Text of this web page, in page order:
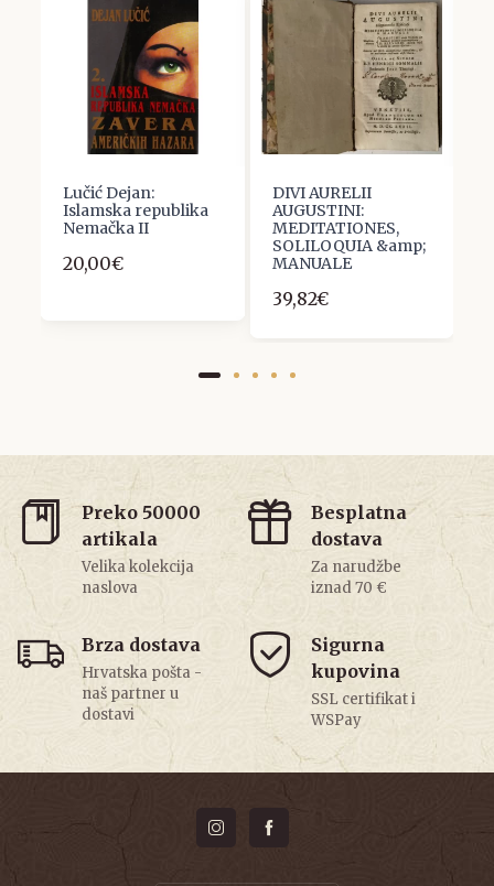
Lučić Dejan:
Islamska republika
Nemačka II
20,00€
DIVI AURELII
AUGUSTINI:
MEDITATIONES,
SOLILOQUIA &amp;
MANUALE
39,82€
Preko 50000
artikala
Velika kolekcija
naslova
Besplatna
dostava
Za narudžbe
iznad 70 €
Brza dostava
Hrvatska pošta -
naš partner u
dostavi
Sigurna
kupovina
SSL certifikat i
WSPay